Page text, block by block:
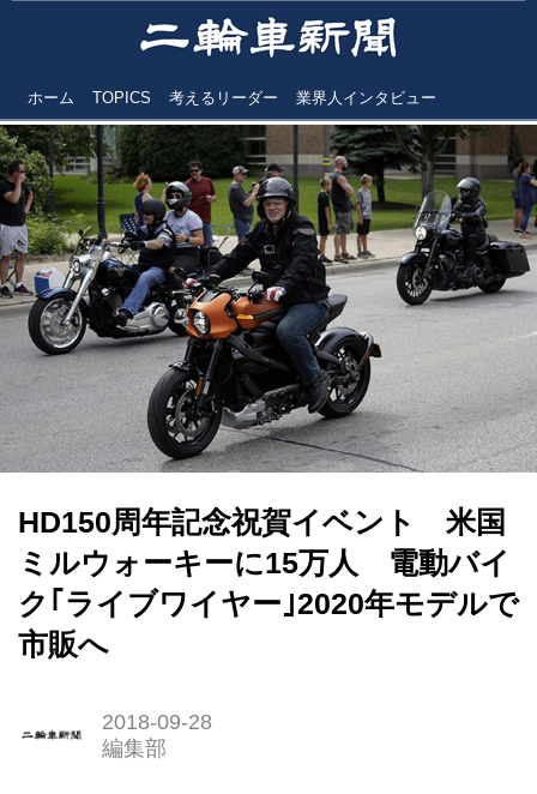
ホーム TOPICS 考えるリーダー 業界人インタビュー
HD150周年記念祝賀イベント 米国
ミルウォーキーに15万人 電動バイ
ク｢ライブワイヤー｣2020年モデルで
市販へ
2018-09-28
編集部